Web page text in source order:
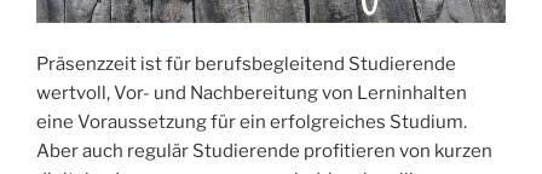
Präsenzzeit ist für berufsbegleitend Studierende
wertvoll, Vor- und Nachbereitung von Lerninhalten
eine Voraussetzung für ein erfolgreiches Studium.
Aber auch regulär Studierende profitieren von kurzen